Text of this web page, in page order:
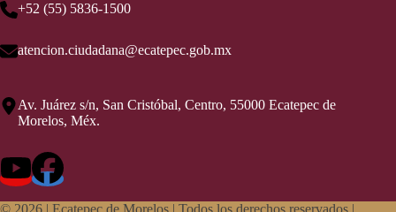
+52 (55) 5836-1500
atencion.ciudadana@ecatepec.gob.mx
Av. Juárez s/n, San Cristóbal, Centro, 55000 Ecatepec de
Morelos, Méx.
© 2026 | Ecatepec de Morelos | Todos los derechos reservados |